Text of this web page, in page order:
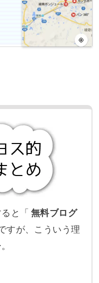
と「 無料ブログ
すが、こういう理